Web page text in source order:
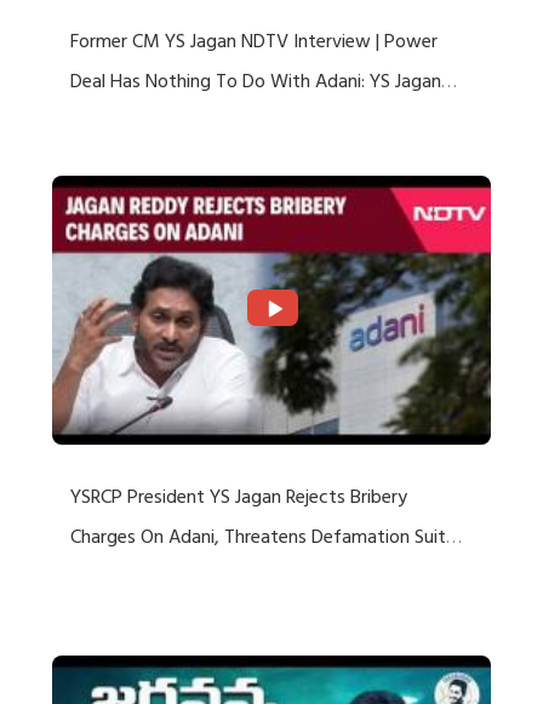
Former CM YS Jagan NDTV Interview | Power
Deal Has Nothing To Do With Adani: YS Jagan
YSRCP President YS Jagan Rejects Bribery
Charges On Adani, Threatens Defamation Suit